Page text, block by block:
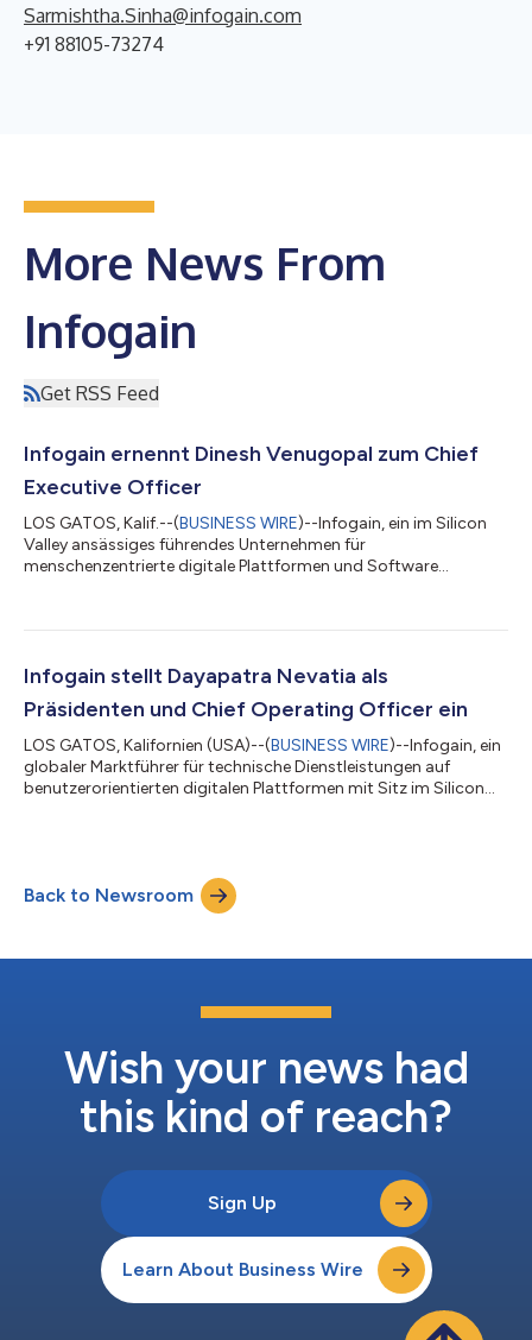
Sarmishtha.Sinha@infogain.com
+91 88105-73274
More News From
Infogain
Get RSS Feed
Infogain ernennt Dinesh Venugopal zum Chief
Executive Officer
LOS GATOS, Kalif.--(BUSINESS WIRE)--Infogain, ein im Silicon
Valley ansässiges führendes Unternehmen für
menschenzentrierte digitale Plattformen und Software
das Amt am 8. Februar 2024 antreten. Dinesh wird der
Officer bei Infogain begann und 2021 zum Chief Executive
Officer ernannt wurde. Dinesh bringt mehr als drei Jahrzehnt...
Infogain stellt Dayapatra Nevatia als
Präsidenten und Chief Operating Officer ein
LOS GATOS, Kalifornien (USA)--(BUSINESS WIRE)--Infogain, ein
globaler Marktführer für technische Dienstleistungen auf
benutzerorientierten digitalen Plattformen mit Sitz im Silicon
wird er die Strategie von Infogain stützen und umsetzen und
durch eine Kombination aus Cloud, Erfahrung und KI innovative
Back to Newsroom
Wish your news had
this kind of reach?
Sign Up
Learn About Business Wire